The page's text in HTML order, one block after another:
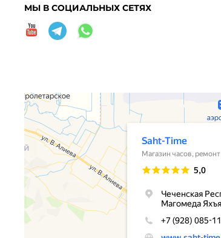
МЫ В СОЦИАЛЬНЫХ СЕТЯХ